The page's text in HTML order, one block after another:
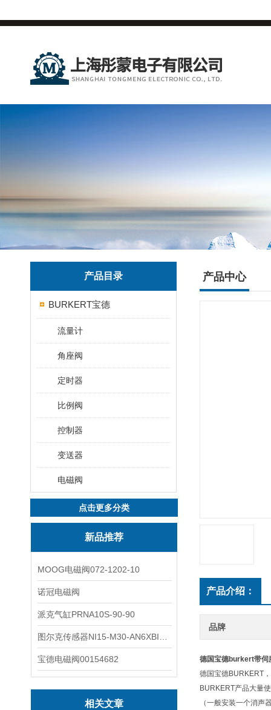
产品目录
BURKERT宝德
流量计
角座阀
定时器
比例阀
控制器
变送器
电磁阀
点击更多分类
新品推荐
MOOG电磁阀072-1202-10
诺冠电磁阀
派克气缸PRNA10S-90-90
宝德电磁阀00154682
相关文章
产品中心
产品介绍：
品牌
德国宝德burkert带伺
德国宝德BURKERT
BURKERT产品大量
（一般安装一个消